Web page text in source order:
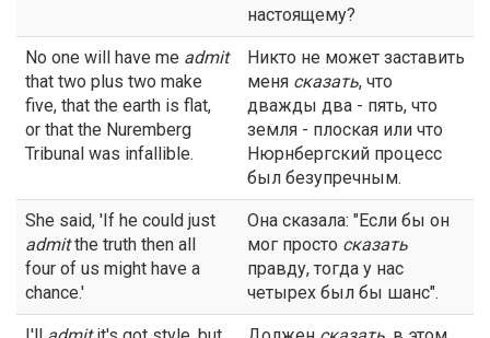
настоящему?
No one will have me admit
that two plus two make
five, that the earth is flat,
or that the Nuremberg
Tribunal was infallible.
Никто не может заставить
меня сказать, что
дважды два - пять, что
земля - плоская или что
Нюрнбергский процесс
был безупречным.
She said, 'If he could just
admitthe truth then all
four of us might have a
chance.'
Она сказала: "Если бы он
мог просто сказать
правду, тогда у нас
четырех был бы шанс".